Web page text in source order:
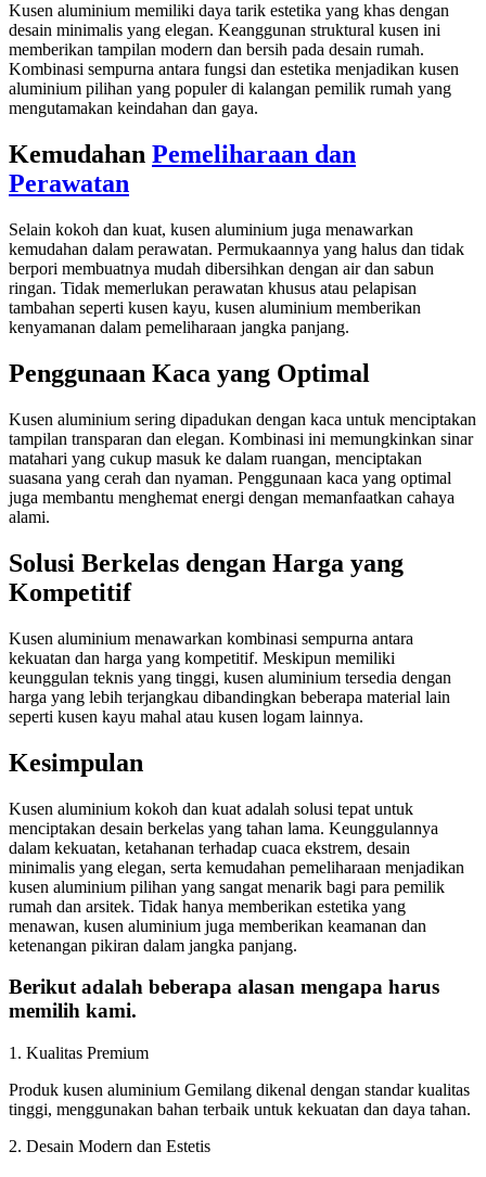
Kusen aluminium memiliki daya tarik estetika yang khas dengan
desain minimalis yang elegan. Keanggunan struktural kusen ini
memberikan tampilan modern dan bersih pada desain rumah.
Kombinasi sempurna antara fungsi dan estetika menjadikan kusen
aluminium pilihan yang populer di kalangan pemilik rumah yang
mengutamakan keindahan dan gaya.
Kemudahan Pemeliharaan dan
Perawatan
Selain kokoh dan kuat, kusen aluminium juga menawarkan
kemudahan dalam perawatan. Permukaannya yang halus dan tidak
berpori membuatnya mudah dibersihkan dengan air dan sabun
ringan. Tidak memerlukan perawatan khusus atau pelapisan
tambahan seperti kusen kayu, kusen aluminium memberikan
kenyamanan dalam pemeliharaan jangka panjang.
Penggunaan Kaca yang Optimal
Kusen aluminium sering dipadukan dengan kaca untuk menciptakan
tampilan transparan dan elegan. Kombinasi ini memungkinkan sinar
matahari yang cukup masuk ke dalam ruangan, menciptakan
suasana yang cerah dan nyaman. Penggunaan kaca yang optimal
juga membantu menghemat energi dengan memanfaatkan cahaya
alami.
Solusi Berkelas dengan Harga yang
Kompetitif
Kusen aluminium menawarkan kombinasi sempurna antara
kekuatan dan harga yang kompetitif. Meskipun memiliki
keunggulan teknis yang tinggi, kusen aluminium tersedia dengan
harga yang lebih terjangkau dibandingkan beberapa material lain
seperti kusen kayu mahal atau kusen logam lainnya.
Kesimpulan
Kusen aluminium kokoh dan kuat adalah solusi tepat untuk
menciptakan desain berkelas yang tahan lama. Keunggulannya
dalam kekuatan, ketahanan terhadap cuaca ekstrem, desain
minimalis yang elegan, serta kemudahan pemeliharaan menjadikan
kusen aluminium pilihan yang sangat menarik bagi para pemilik
rumah dan arsitek. Tidak hanya memberikan estetika yang
menawan, kusen aluminium juga memberikan keamanan dan
ketenangan pikiran dalam jangka panjang.
Berikut adalah beberapa alasan mengapa harus
memilih kami.
1. Kualitas Premium
Produk kusen aluminium Gemilang dikenal dengan standar kualitas
tinggi, menggunakan bahan terbaik untuk kekuatan dan daya tahan.
2. Desain Modern dan Estetis